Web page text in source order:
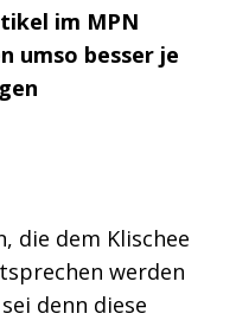
im MPN
umso besser je
die dem Klischee
werden
denn diese